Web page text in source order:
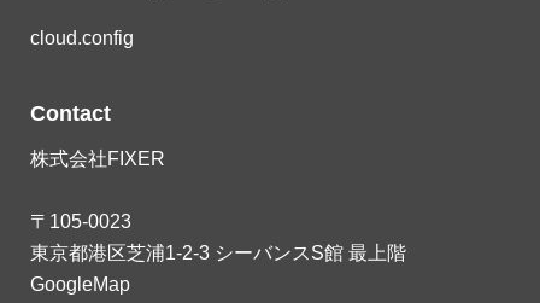
cloud.config
Contact
株式会社FIXER
〒105-0023
東京都港区芝浦1-2-3 シーバンスS館 最上階
GoogleMap